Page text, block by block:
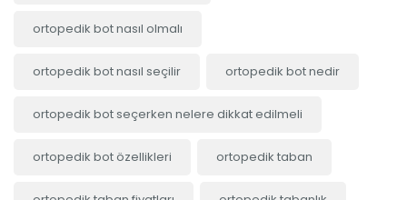
ortopedik bot nasıl olmalı
ortopedik bot nasıl seçilir ortopedik bot nedir
ortopedik bot seçerken nelere dikkat edilmeli
ortopedik bot özellikleri ortopedik taban